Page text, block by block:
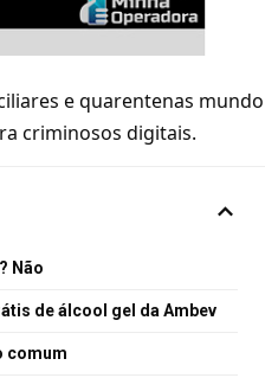
e quarentenas mundo
criminosos digitais.
Não
de álcool gel da Ambev
comum